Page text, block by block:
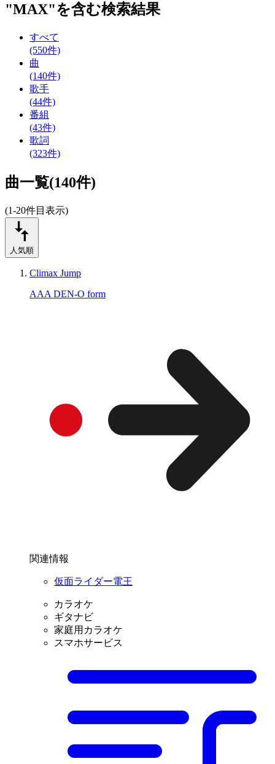
"MAX"を含む検索結果
すべて
(550件)
曲
(140件)
歌手
(44件)
番組
(43件)
歌詞
(323件)
曲一覧(140件)
(1-20件目表示)
人気順
Climax Jump
AAA DEN-O form
関連情報
仮面ライダー電王
カラオケ
ギタナビ
家庭用カラオケ
スマホサービス